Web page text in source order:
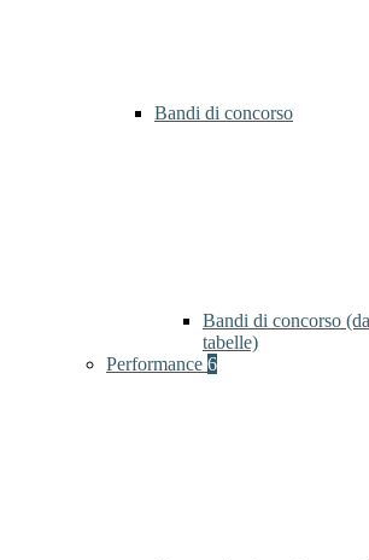
Bandi di concorso
Bandi di concorso
tabelle)
Performance 6